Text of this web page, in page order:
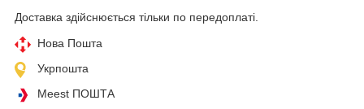
Доставка здійснюється тільки по передоплаті.
Нова Пошта
Укрпошта
Meest ПОШТА